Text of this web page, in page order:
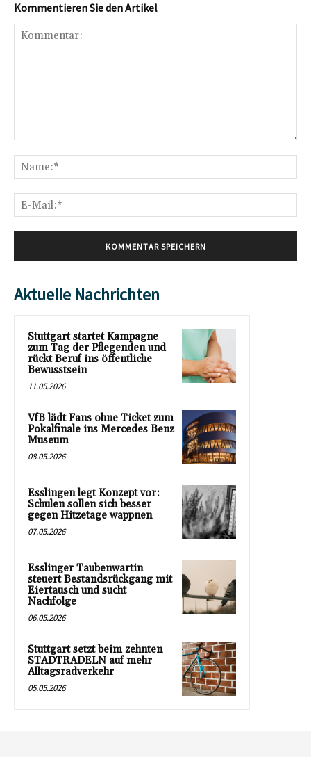
Kommentieren Sie den Artikel
Aktuelle Nachrichten
Stuttgart startet Kampagne
zum Tag der Pflegenden und
rückt Beruf ins öffentliche
Bewusstsein
11.05.2026
VfB lädt Fans ohne Ticket zum
Pokalfinale ins Mercedes Benz
Museum
08.05.2026
Esslingen legt Konzept vor:
Schulen sollen sich besser
gegen Hitzetage wappnen
07.05.2026
Esslinger Taubenwartin
steuert Bestandsrückgang mit
Eiertausch und sucht
Nachfolge
06.05.2026
Stuttgart setzt beim zehnten
STADTRADELN auf mehr
Alltagsradverkehr
05.05.2026